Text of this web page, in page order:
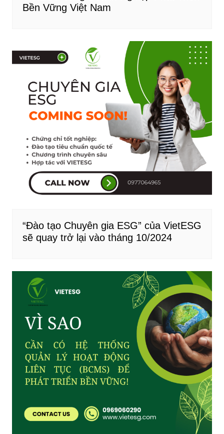
Bền Vững Việt Nam
“Đào tạo Chuyên gia ESG” của VietESG
sẽ quay trở lại vào tháng 10/2024